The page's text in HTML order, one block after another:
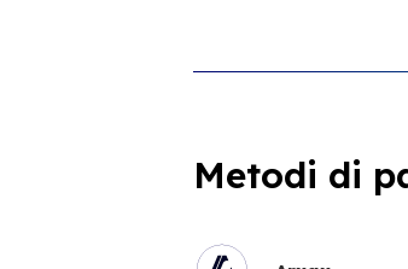
Metodi di